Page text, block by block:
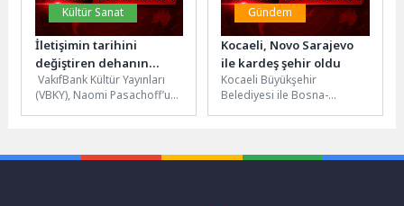
Kültür Sanat
İletişimin tarihini
değiştiren dehanın
bilinmeyen hikâyesi:
“Alexander Graham Bell”
VakıfBank Kültür Yayınları
(VBKY), Naomi Pasachoff’un
Alexander...
Gündem
Kocaeli, Novo Sarajevo
ile kardeş şehir oldu
Kocaeli Büyükşehir
Belediyesi ile Bosna-
Başkan Tahir...